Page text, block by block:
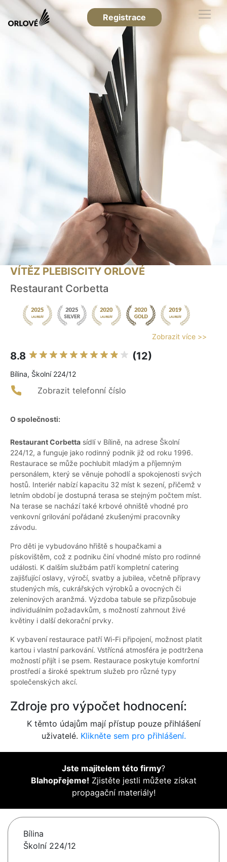
Registrace
VÍTĚZ PLEBISCITY ORLOVÉ
Restaurant Corbetta
Zobrazit více >>
8.8 (12)
Bílina, Školní 224/12
Zobrazit telefonní číslo
O společnosti:
Restaurant Corbetta sídlí v Bílině, na adrese Školní
224/12, a funguje jako rodinný podnik již od roku 1996.
Restaurace se může pochlubit mladým a příjemným
personálem, který se věnuje pohodlí a spokojenosti svých
hostů. Interiér nabízí kapacitu 32 míst k sezení, přičemž v
letním období je dostupná terasa se stejným počtem míst.
Na terase se nachází také krbové ohniště vhodné pro
venkovní grilování pořádané zkušenými pracovníky
závodu.
Pro děti je vybudováno hřiště s houpačkami a
pískovištěm, což z podniku činí vhodné místo pro rodinné
události. K dalším službám patří kompletní catering
zajišťující oslavy, výročí, svatby a jubilea, včetně přípravy
studených mís, cukrářských výrobků a ovocných či
zeleninových aranžmá. Výzdoba tabule se přizpůsobuje
individuálním požadavkům, s možností zahrnout živé
květiny i další dekorační prvky.
K vybavení restaurace patří Wi-Fi připojení, možnost platit
kartou i vlastní parkování. Vstřícná atmosféra je podtržena
možností přijít i se psem. Restaurace poskytuje komfortní
prostředí a široké spektrum služeb pro různé typy
společenských akcí.
Zdroje pro výpočet hodnocení:
K těmto údajům mají přístup pouze přihlášení
uživatelé. Klikněte sem pro přihlášení.
Jste majitelem této firmy?
Blahopřejeme! Zjistěte jestli můžete získat
propagační materiály!
Bílina
Školní 224/12